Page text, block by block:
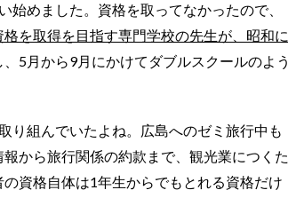
めました。資格を取ってなかったので、
を取得を目指す専門学校の先生が、昭和に
5月から9月にかけてダブルスクールのよう
り組んでいたよね。広島へのゼミ旅行中も
から旅行関係の約款まで、観光業につくた
資格自体は1年生からでもとれる資格だけ